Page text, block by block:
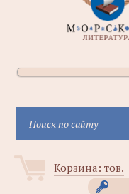
Корзина: тов.